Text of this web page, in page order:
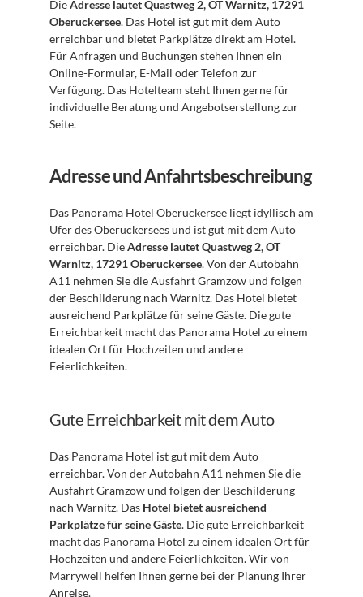
Die Adresse lautet Quastweg 2, OT Warnitz, 17291
Oberuckersee. Das Hotel ist gut mit dem Auto
erreichbar und bietet Parkplätze direkt am Hotel.
Für Anfragen und Buchungen stehen Ihnen ein
Online-Formular, E-Mail oder Telefon zur
Verfügung. Das Hotelteam steht Ihnen gerne für
individuelle Beratung und Angebotserstellung zur
Seite.
Adresse und Anfahrtsbeschreibung
Das Panorama Hotel Oberuckersee liegt idyllisch am
Ufer des Oberuckersees und ist gut mit dem Auto
erreichbar. Die Adresse lautet Quastweg 2, OT
Warnitz, 17291 Oberuckersee. Von der Autobahn
A11 nehmen Sie die Ausfahrt Gramzow und folgen
der Beschilderung nach Warnitz. Das Hotel bietet
ausreichend Parkplätze für seine Gäste. Die gute
Erreichbarkeit macht das Panorama Hotel zu einem
idealen Ort für Hochzeiten und andere
Feierlichkeiten.
Gute Erreichbarkeit mit dem Auto
Das Panorama Hotel ist gut mit dem Auto
erreichbar. Von der Autobahn A11 nehmen Sie die
Ausfahrt Gramzow und folgen der Beschilderung
nach Warnitz. Das Hotel bietet ausreichend
Parkplätze für seine Gäste. Die gute Erreichbarkeit
macht das Panorama Hotel zu einem idealen Ort für
Hochzeiten und andere Feierlichkeiten. Wir von
Marrywell helfen Ihnen gerne bei der Planung Ihrer
Anreise.